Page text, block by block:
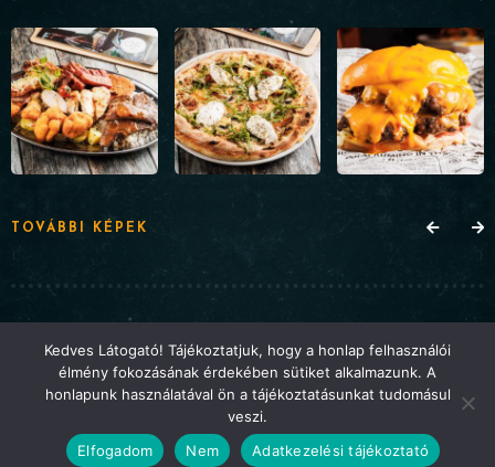
TOVÁBBI KÉPEK
© Hermina Étterem 2025 . Minden jog fenntartva. A
weboldalt aWebbuilding készítette
Kedves Látogató! Tájékoztatjuk, hogy a honlap felhasználói
élmény fokozásának érdekében sütiket alkalmazunk. A
honlapunk használatával ön a tájékoztatásunkat tudomásul
veszi.
Elfogadom
Nem Adatkezelési tájékoztató